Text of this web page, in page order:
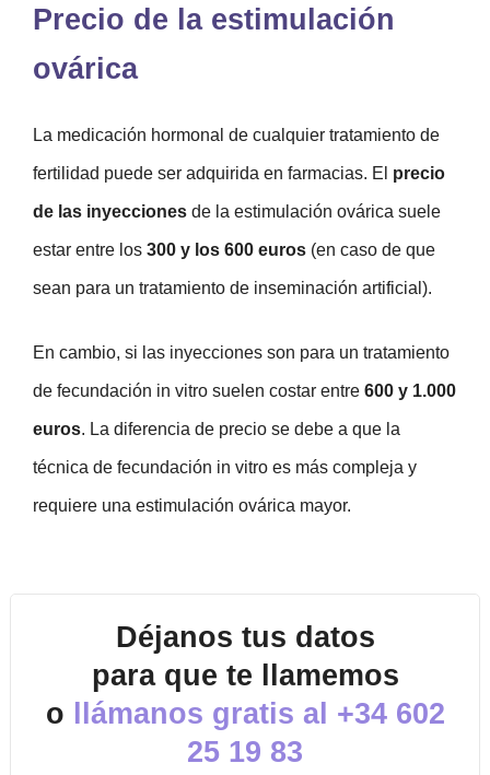
Precio de la estimulación
ovárica
La medicación hormonal de cualquier tratamiento de
fertilidad puede ser adquirida en farmacias. El precio
de las inyecciones de la estimulación ovárica suele
estar entre los 300 y los 600 euros (en caso de que
sean para un tratamiento de inseminación artificial).
En cambio, si las inyecciones son para un tratamiento
de fecundación in vitro suelen costar entre 600 y 1.000
euros. La diferencia de precio se debe a que la
técnica de fecundación in vitro es más compleja y
requiere una estimulación ovárica mayor.
Déjanos tus datos
para que te llamemos
o llámanos gratis al +34 602
25 19 83